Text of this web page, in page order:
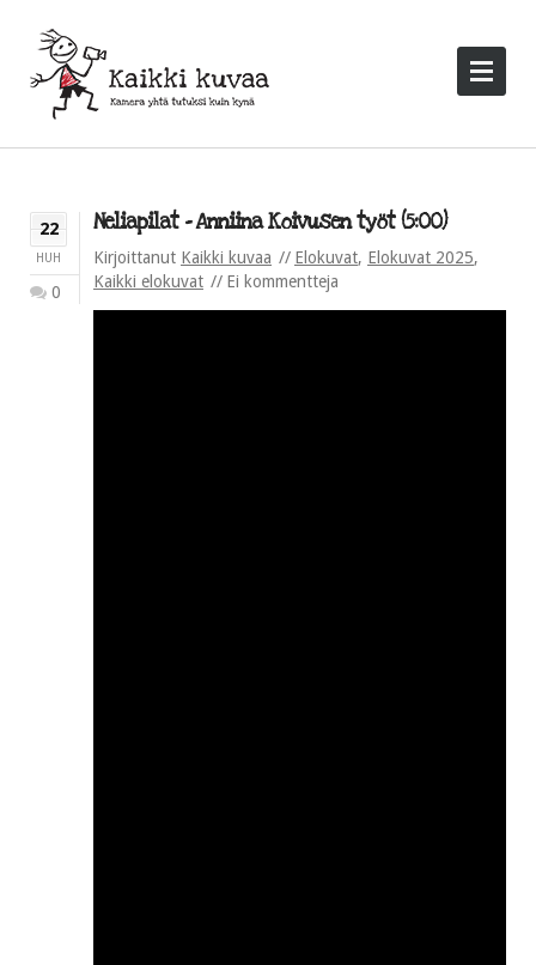
22
HUH
0
Neliapilat – Anniina Koivusen työt (5:00)
Kirjoittanut Kaikki kuvaa Elokuvat, Elokuvat 2025,
Kaikki elokuvat
Ei kommentteja